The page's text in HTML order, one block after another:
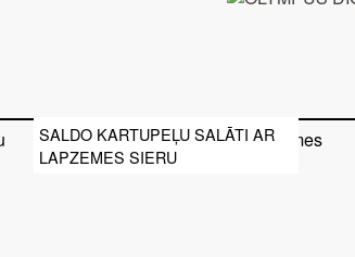
SALDO KARTUPEĻU SALĀTI AR
LAPZEMES SIERU